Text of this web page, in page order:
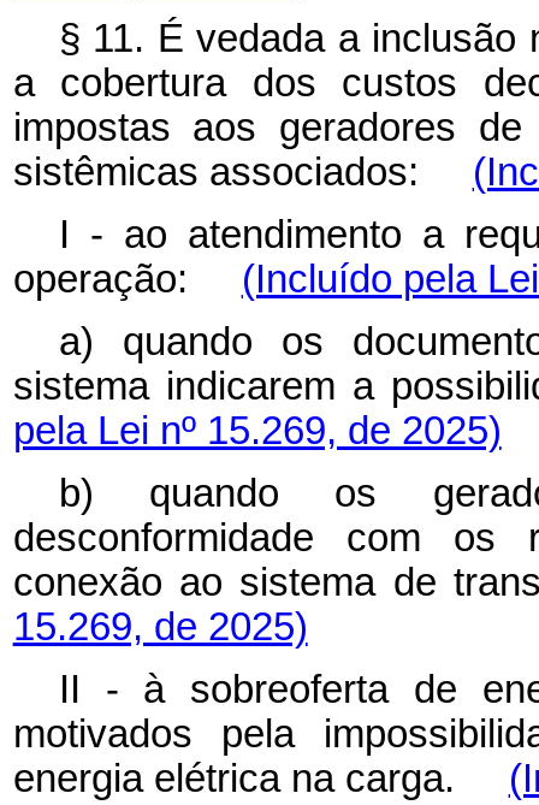
§ 11. É vedada a inclusão
a cobertura dos custos
impostas aos geradores
sistêmicas associados:
I - ao atendimento a
operação: (Incluído pela
a) quando os
sistema indicarem a
pela Lei nº 15.269, de 2025)
b) quando os
desconformidade com os
conexão ao sistema de
15.269, de 2025)
II - à sobreoferta de
motivados pela
energia elétrica na carga.